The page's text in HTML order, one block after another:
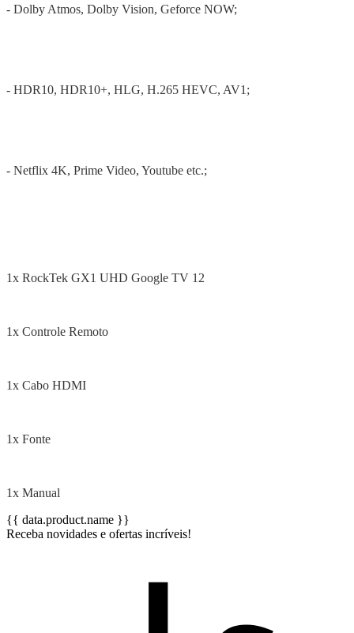
- Dolby Atmos, Dolby Vision, Geforce NOW;
- HDR10, HDR10+, HLG, H.265 HEVC, AV1;
- Netflix 4K, Prime Video, Youtube etc.;
1x RockTek GX1 UHD Google TV 12
1x Controle Remoto
1x Cabo HDMI
1x Fonte
1x Manual
{{ data.product.name }}
Receba novidades e ofertas incríveis!